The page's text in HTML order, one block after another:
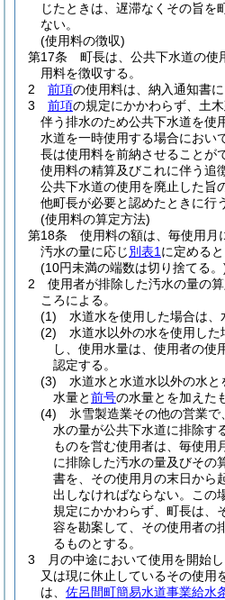
じたときは、遅滞なくその旨を
ない。
(使用料の徴収)
第17条
町長は、公共下水道の使
用料を徴収する。
2
前項の使用料は、納入通知書に
3
前項の規定にかかわらず、土
伴う排水のため公共下水道を使
水道を一時使用する場合におい
長は使用料を前納させることが
使用料の精算及びこれに伴う追
公共下水道の使用を廃止した旨
他町長が必要と認めたときに行
(使用料の算定方法)
第18条
使用料の額は、毎使用月
汚水の量に応じ別表1 に定める
(10円未満の端数は切り捨てる。
2
使用者が排除した汚水の量の算
ころによる。
(1)
水道水を使用した場合は、
(2)
水道水以外の水を使用した
し、使用水量は、使用者の使
認定する。
(3)
水道水と水道水以外の水と
水量と前号の水量とを加えた
(4)
氷雪製造業その他の営業
水の量が公共下水道に排除す
ものを営む使用者は、毎使用
に排除した汚水の量及びその
書を、その使用月の末日から
出しなければならない。
この
規定にかかわらず、町長は、
容を勘案して、その使用者の
るものとする。
3
月の中途において使用を開始
又は現に休止しているその使用
は、 佐呂間町簡易水道事業給水